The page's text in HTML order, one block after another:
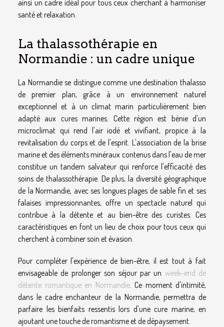
ainsi un cadre idéal pour tous ceux cherchant à harmoniser
santé et relaxation.
La thalassothérapie en
Normandie : un cadre unique
La Normandie se distingue comme une destination thalasso
de premier plan, grâce à un environnement naturel
exceptionnel et à un climat marin particulièrement bien
adapté aux cures marines. Cette région est bénie d'un
microclimat qui rend l'air iodé et vivifiant, propice à la
revitalisation du corps et de l'esprit. L'association de la brise
marine et des éléments minéraux contenus dans l'eau de mer
constitue un tandem salvateur qui renforce l'efficacité des
soins de thalassothérapie. De plus, la diversité géographique
de la Normandie, avec ses longues plages de sable fin et ses
falaises impressionnantes, offre un spectacle naturel qui
contribue à la détente et au bien-être des curistes. Ces
caractéristiques en font un lieu de choix pour tous ceux qui
cherchent à combiner soin et évasion.
Pour compléter l'expérience de bien-être, il est tout à fait
envisageable de prolonger son séjour par un week-end de
détente romantique en Normandie. Ce moment d'intimité,
dans le cadre enchanteur de la Normandie, permettra de
parfaire les bienfaits ressentis lors d'une cure marine, en
ajoutant une touche de romantisme et de dépaysement.